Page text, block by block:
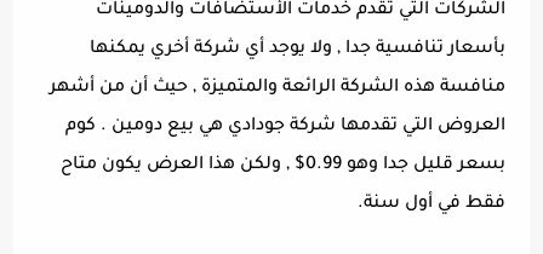
الشركات التي تقدم خدمات الأستضافات والدومينات
بأسعار تنافسية جدا , ولا يوجد أي شركة أخري يمكنها
منافسة هذه الشركة الرائعة والمتميزة , حيث أن من أشهر
العروض التي تقدمها شركة جودادي هي بيع دومين . كوم
بسعر قليل جدا وهو 0.99$ , ولكن هذا العرض يكون متاح
فقط في أول سنة.